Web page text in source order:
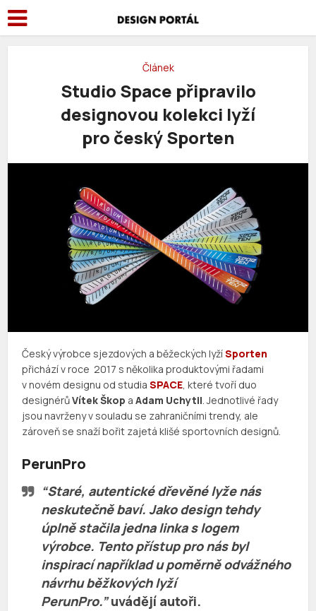
Článek
Studio Space připravilo
designovou kolekci lyží
pro český Sporten
Český výrobce sjezdových a běžeckých lyžíSporten
přichází v roce 2017 s několika produktovými řadami
v novém designu od studiaSPACE, které tvoří duo
designérůVítek Škop aAdam Uchytil. Jednotlivé řady
jsou navrženy v souladu se zahraničními trendy, ale
zároveň se snaží bořit zajetá klišé sportovních designů.
PerunPro
“Staré, autentické dřevěné lyže nás
neskutečně baví. Jako design tehdy
úplně stačila jedna linka s logem
výrobce. Tento přístup pro nás byl
inspirací například u poměrně odvážného
návrhu běžkových lyží
PerunPro.”uvádějí autoři.